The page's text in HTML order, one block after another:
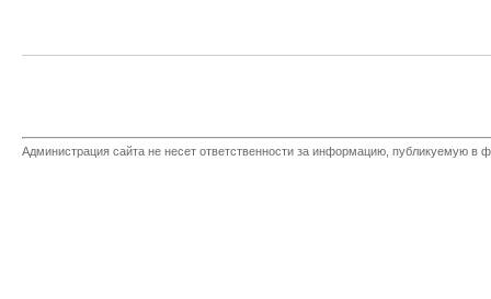
Администрация сайта не несет ответственности за информацию, публикуемую